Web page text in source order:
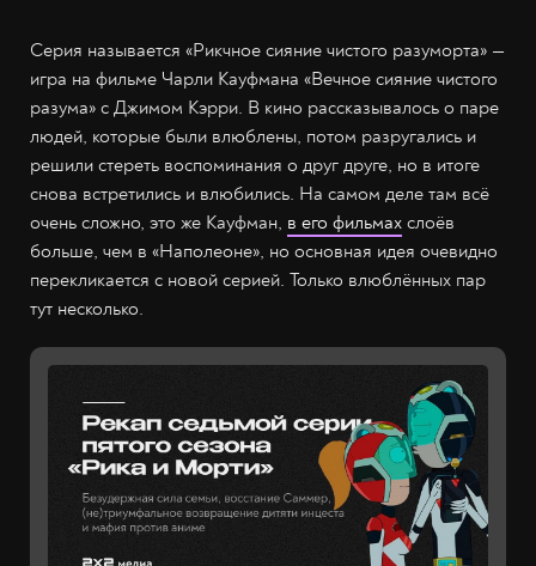
Серия называется «Рикчное сияние чистого разуморта» —
игра на фильме Чарли Кауфмана «Вечное сияние чистого
разума» с Джимом Кэрри. В кино рассказывалось о паре
людей, которые были влюблены, потом разругались и
решили стереть воспоминания о друг друге, но в итоге
снова встретились и влюбились. На самом деле там всё
очень сложно, это же Кауфман, в его фильмах слоёв
больше, чем в «Наполеоне», но основная идея очевидно
перекликается с новой серией. Только влюблённых пар
тут несколько.